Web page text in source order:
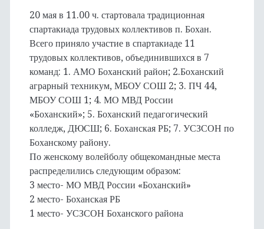
20 мая в 11.00 ч. стартовала традиционная
спартакиада трудовых коллективов п. Бохан.
Всего приняло участие в спартакиаде 11
трудовых коллективов, объединившихся в 7
команд: 1. АМО Боханский район; 2.Боханский
аграрный техникум, МБОУ СОШ 2; 3. ПЧ 44,
МБОУ СОШ 1; 4. МО МВД России
«Боханский»; 5. Боханский педагогический
колледж, ДЮСШ; 6. Боханская РБ; 7. УСЗСОН по
Боханскому району.
По женскому волейболу общекомандные места
распределились следующим образом:
3 место- МО МВД России «Боханский»
2 место- Боханская РБ
1 место- УСЗСОН Боханского района